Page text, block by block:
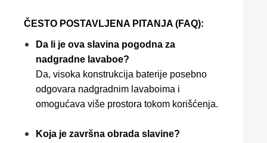
ČESTO POSTAVLJENA PITANJA (FAQ):
Da li je ova slavina pogodna za
nadgradne lavaboe?
Da, visoka konstrukcija baterije posebno
odgovara nadgradnim lavaboima i
omogućava više prostora tokom korišćenja.
Koja je završna obrada slavine?